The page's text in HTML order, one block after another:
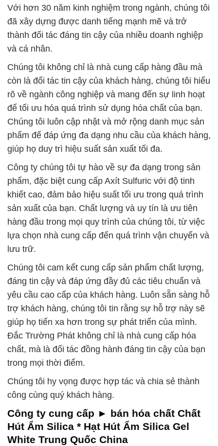
Với hơn 30 năm kinh nghiệm trong ngành, chúng tôi
đã xây dựng được danh tiếng mạnh mẽ và trở
thành đối tác đáng tin cậy của nhiều doanh nghiệp
và cá nhân.
Chúng tôi không chỉ là nhà cung cấp hàng đầu mà
còn là đối tác tin cậy của khách hàng, chúng tôi hiểu
rõ về ngành công nghiệp và mang đến sự linh hoạt
để tối ưu hóa quá trình sử dụng hóa chất của bạn.
Chúng tôi luôn cập nhật và mở rộng danh mục sản
phẩm để đáp ứng đa dạng nhu cầu của khách hàng,
giúp họ duy trì hiệu suất sản xuất tối đa.
Công ty chúng tôi tự hào về sự đa dạng trong sản
phẩm, đặc biệt cung cấp Axít Sulfuric với độ tinh
khiết cao, đảm bảo hiệu suất tối ưu trong quá trình
sản xuất của bạn. Chất lượng và uy tín là ưu tiên
hàng đầu trong mọi quy trình của chúng tôi, từ việc
lựa chọn nhà cung cấp đến quá trình vận chuyển và
lưu trữ.
Chúng tôi cam kết cung cấp sản phẩm chất lượng,
đáng tin cậy và đáp ứng đầy đủ các tiêu chuẩn và
yêu cầu cao cấp của khách hàng. Luôn sẵn sàng hỗ
trợ khách hàng, chúng tôi tin rằng sự hỗ trợ này sẽ
giúp họ tiến xa hơn trong sự phát triển của mình.
Đắc Trường Phát không chỉ là nhà cung cấp hóa
chất, mà là đối tác đồng hành đáng tin cậy của bạn
trong mọi thời điểm.
Chúng tôi hy vọng được hợp tác và chia sẻ thành
công cùng quý khách hàng.
Công ty cung cấp ► bán hóa chất Chất
Hút Ẩm Silica * Hạt Hút Ẩm Silica Gel
White Trung Quốc China